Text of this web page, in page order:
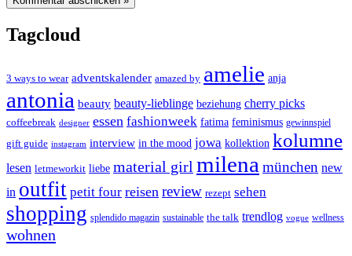
Tagcloud
3 ways to wear adventskalender amazed by amelie anja
antonia beauty beauty-lieblinge beziehung cherry picks
coffeebreak designer essen fashionweek fatima feminismus gewinnspiel
gift guide instagram interview in the mood jowa kollektion kolumne
lesen letmeworkit liebe material girl milena münchen new
in outfit petit four reisen review rezept sehen
shopping splendido magazin sustainable the talk trendlog vogue wellness
wohnen